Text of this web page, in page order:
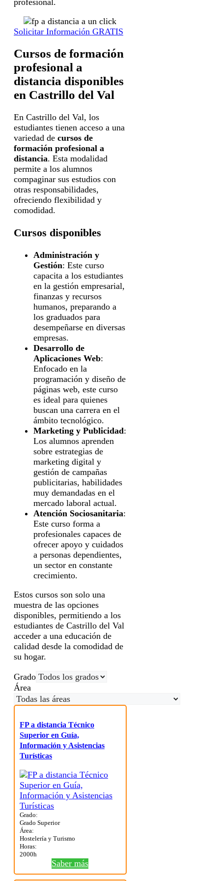
Solicitar Información GRATIS
Cursos de formación
profesional a
distancia disponibles
en Castrillo del Val
En Castrillo del Val, los
estudiantes tienen acceso a una
variedad de cursos de
formación profesional a
distancia. Esta modalidad
permite a los alumnos
compaginar sus estudios con
otras responsabilidades,
ofreciendo flexibilidad y
comodidad.
Cursos disponibles
Administración y
Gestión: Este curso
capacita a los estudiantes
en la gestión empresarial,
finanzas y recursos
humanos, preparando a
los graduados para
desempeñarse en diversas
empresas.
Desarrollo de
Aplicaciones Web:
Enfocado en la
programación y diseño de
páginas web, este curso
es ideal para quienes
buscan una carrera en el
ámbito tecnológico.
Marketing y Publicidad:
Los alumnos aprenden
sobre estrategias de
marketing digital y
gestión de campañas
publicitarias, habilidades
muy demandadas en el
mercado laboral actual.
Atención Sociosanitaria:
Este curso forma a
profesionales capaces de
ofrecer apoyo y cuidados
a personas dependientes,
un sector en constante
crecimiento.
Estos cursos son solo una
muestra de las opciones
disponibles, permitiendo a los
estudiantes de Castrillo del Val
acceder a una educación de
calidad desde la comodidad de
su hogar.
Grado
Área
FP a distancia Técnico
Superior en Guía,
Información y Asistencias
Turísticas
Grado:
Grado Superior
Área:
Hostelería y Turismo
Horas:
2000h
Saber más